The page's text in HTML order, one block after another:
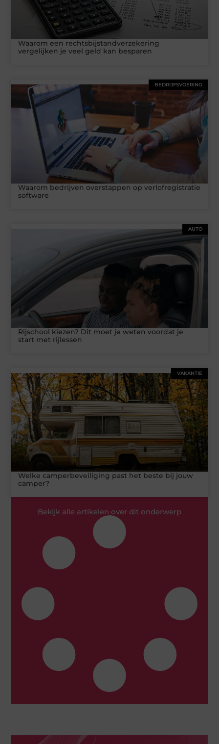
Waarom een rechtsbijstandverzekering
vergelijken je veel geld kan besparen
BEDRIJFSVOERING
Waarom bedrijven overstappen op verlofregistratie
software
AUTO
Rijschool kiezen? Dit moet je weten voordat je
start met rijlessen
VAKANTIE
Welke camperbeveiliging past het beste bij jouw
camper?
Bekijk alle artikelen over dit onderwerp